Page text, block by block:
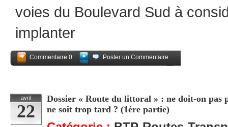
voies du Boulevard Sud à
implanter
Commentaire 0
Poster un Commentaire
avril
22
Dossier « Route du littoral » : ne doit-on pas
ne soit trop tard ? (1ère partie)